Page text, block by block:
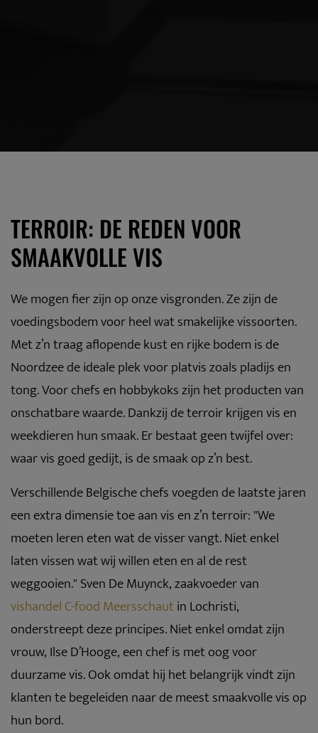
TERROIR: DE REDEN VOOR
SMAAKVOLLE VIS
We mogen fier zijn op onze visgronden. Ze zijn de
voedingsbodem voor heel wat smakelijke vissoorten.
Met z’n traag aflopende kust en rijke bodem is de
Noordzee de ideale plek voor platvis zoals pladijs en
tong. Voor chefs en hobbykoks zijn het producten van
onschatbare waarde. Dankzij de terroir krijgen vis en
weekdieren hun smaak. Er bestaat geen twijfel over:
waar vis goed gedijt, is de smaak op z’n best.
Verschillende Belgische chefs voegden de laatste jaren
een extra dimensie toe aan vis en z’n terroir: "We
moeten leren eten wat de visser vangt. Niet enkel
laten vissen wat wij willen eten en al de rest
weggooien." Sven De Muynck, zaakvoeder van
vishandel C-food Meersschautin Lochristi,
onderstreept deze principes. Niet enkel omdat zijn
vrouw, Ilse D’Hooge, een chef is met oog voor
duurzame vis. Ook omdat hij het belangrijk vindt zijn
klanten te begeleiden naar de meest smaakvolle vis op
hun bord.